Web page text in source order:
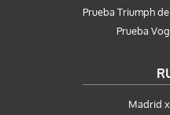
Prueba Triumph
Prueba
Madrid